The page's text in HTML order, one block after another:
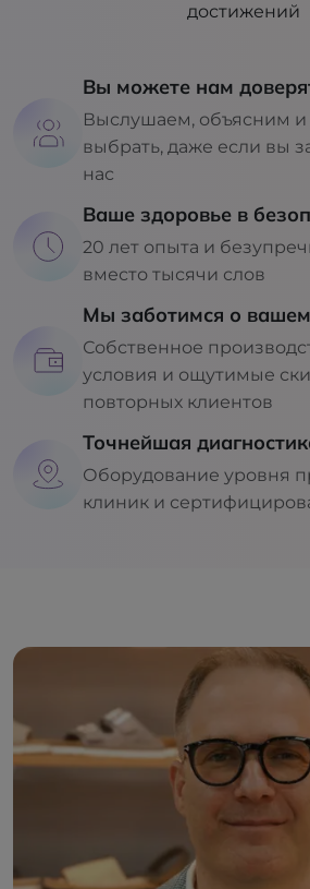
достижений
Вы можете нам
Выслушаем, объясним
выбрать, даже если вы
нас
Ваше здоровье в
20 лет опыта и
вместо тысячи слов
Мы заботимся о
Собственное
условия и ощутимые
повторных клиентов
Точнейшая
Оборудование уровня
клиник и